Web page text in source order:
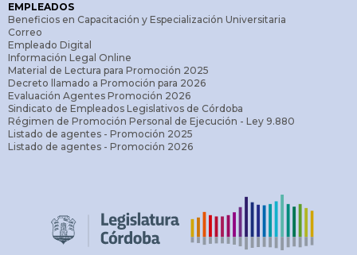
EMPLEADOS
Beneficios en Capacitación y Especialización Universitaria
Correo
Empleado Digital
Información Legal Online
Material de Lectura para Promoción 2025
Decreto llamado a Promoción para 2026
Evaluación Agentes Promoción 2026
Sindicato de Empleados Legislativos de Córdoba
Régimen de Promoción Personal de Ejecución - Ley 9.880
Listado de agentes - Promoción 2025
Listado de agentes - Promoción 2026